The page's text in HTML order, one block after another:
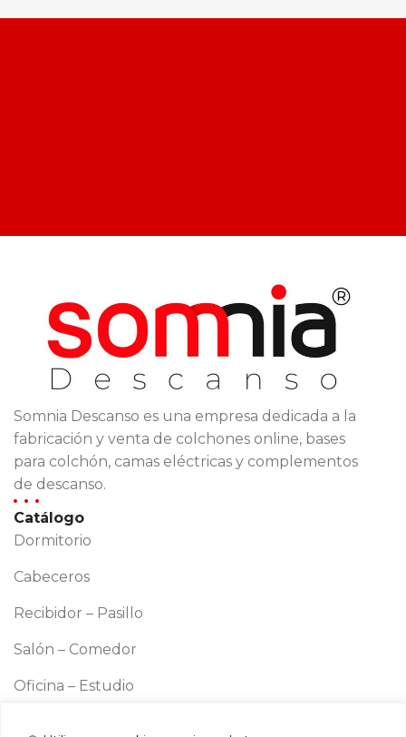
Somnia Descanso es una empresa dedicada a la
fabricación y venta de colchones online, bases
para colchón, camas eléctricas y complementos
de descanso.
Catálogo
Dormitorio
Cabeceros
Recibidor – Pasillo
Salón – Comedor
Oficina – Estudio